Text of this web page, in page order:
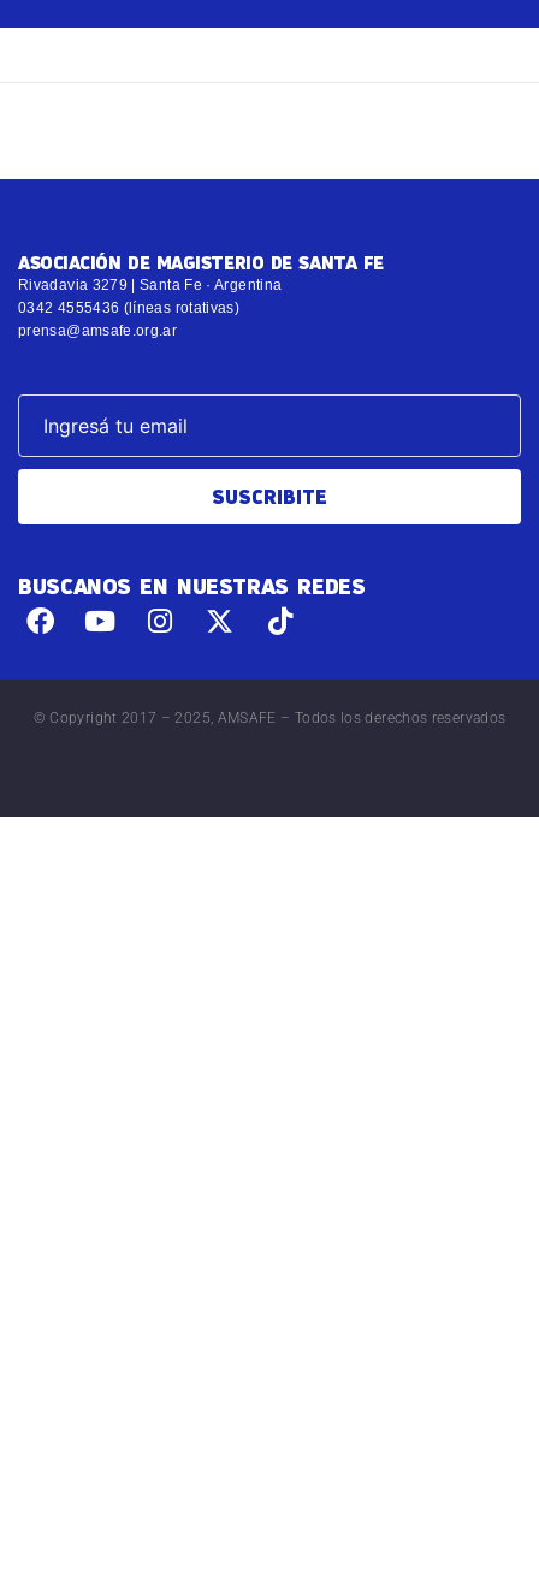
ASOCIACIÓN DE MAGISTERIO DE SANTA FE
Rivadavia 3279 | Santa Fe · Argentina
0342 4555436 (líneas rotativas)
prensa@amsafe.org.ar
SUSCRIBITE
BUSCANOS EN NUESTRAS REDES
© Copyright 2017 – 2025, AMSAFE – Todos los derechos reservados